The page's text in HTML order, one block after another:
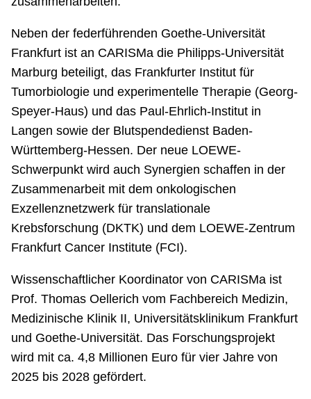
Neben der federführenden Goethe-Universität
Frankfurt ist an CARISMa die Philipps-Universität
Marburg beteiligt, das Frankfurter Institut für
Tumorbiologie und experimentelle Therapie (Georg-
Speyer-Haus) und das Paul-Ehrlich-Institut in
Langen sowie der Blutspendedienst Baden-
Württemberg-Hessen. Der neue LOEWE-
Schwerpunkt wird auch Synergien schaffen in der
Zusammenarbeit mit dem onkologischen
Exzellenznetzwerk für translationale
Krebsforschung (DKTK) und dem LOEWE-Zentrum
Frankfurt Cancer Institute (FCI).
Wissenschaftlicher Koordinator von CARISMa ist
Prof. Thomas Oellerich vom Fachbereich Medizin,
Medizinische Klinik II, Universitätsklinikum Frankfurt
und Goethe-Universität. Das Forschungsprojekt
wird mit ca. 4,8 Millionen Euro für vier Jahre von
2025 bis 2028 gefördert.